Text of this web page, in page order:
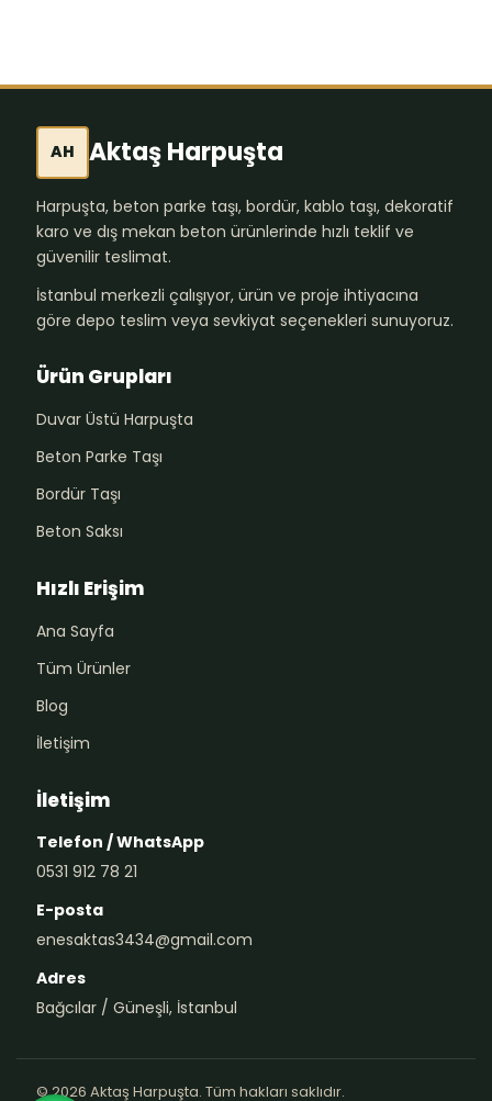
AH Aktaş Harpuşta
Harpuşta, beton parke taşı, bordür, kablo taşı, dekoratif
karo ve dış mekan beton ürünlerinde hızlı teklif ve
güvenilir teslimat.
İstanbul merkezli çalışıyor, ürün ve proje ihtiyacına
göre depo teslim veya sevkiyat seçenekleri sunuyoruz.
Ürün Grupları
Duvar Üstü Harpuşta
Beton Parke Taşı
Bordür Taşı
Beton Saksı
Hızlı Erişim
Ana Sayfa
Tüm Ürünler
Blog
İletişim
İletişim
Telefon / WhatsApp
0531 912 78 21
E-posta
enesaktas3434@gmail.com
Adres
Bağcılar / Güneşli, İstanbul
© 2026 Aktaş Harpuşta. Tüm hakları saklıdır.